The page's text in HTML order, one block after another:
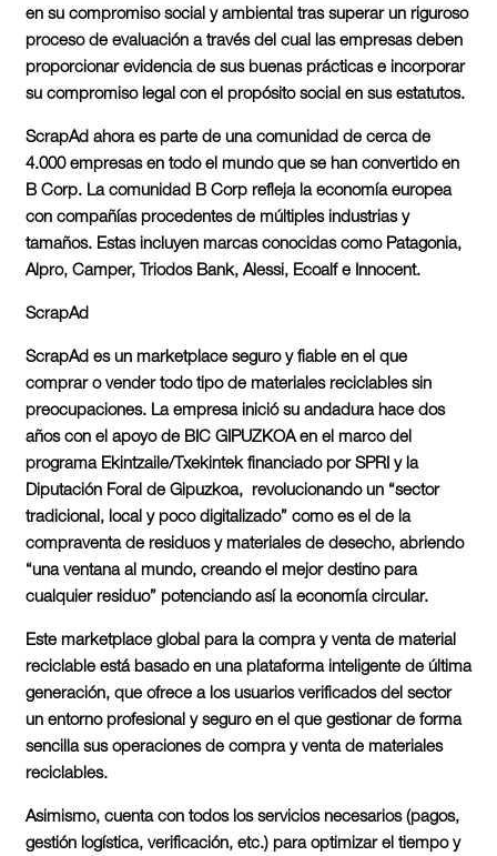
en su compromiso social y ambiental tras superar un riguroso
proceso de evaluación a través del cual las empresas deben
proporcionar evidencia de sus buenas prácticas e incorporar
su compromiso legal con el propósito social en sus estatutos.
ScrapAd ahora es parte de una comunidad de cerca de
4.000 empresas en todo el mundo que se han convertido en
B Corp. La comunidad B Corp refleja la economía europea
con compañías procedentes de múltiples industrias y
tamaños. Estas incluyen marcas conocidas como Patagonia,
Alpro, Camper, Triodos Bank, Alessi, Ecoalf e Innocent.
ScrapAd
ScrapAd es un marketplace seguro y fiable en el que
comprar o vender todo tipo de materiales reciclables sin
preocupaciones. Laempresa inició su andadura hace dos
años con el apoyo de BIC GIPUZKOA en el marco del
programa Ekintzaile/Txekintek financiado por SPRI y la
Diputación Foral de Gipuzkoa,
revolucionando un “sector
tradicional, local y poco digitalizado” como es el de la
compraventa de residuos y materiales de desecho, abriendo
“una ventana al mundo, creando el mejor destino para
cualquier residuo” potenciando así la economía circular.
Este marketplace global para la compra y venta de material
reciclable está basado en una plataforma inteligente de última
generación, que ofrece a los usuarios verificados del sector
un entorno profesional y seguro en el que gestionar de forma
sencilla sus operaciones de compra y venta de materiales
reciclables.
Asimismo, cuenta con todos los servicios necesarios (pagos,
gestión logística, verificación, etc.) para optimizar el tiempo y